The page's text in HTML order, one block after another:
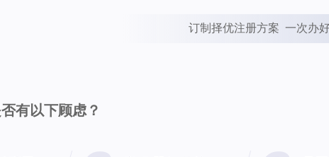
订制择优注册方案  一次办
有以下顾虑？